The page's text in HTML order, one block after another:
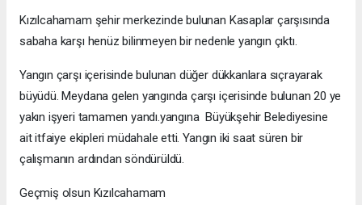
Kızılcahamam şehir merkezinde bulunan Kasaplar çarşısında
sabaha karşı henüz bilinmeyen bir nedenle yangın çıktı.
Yangın çarşı içerisinde bulunan düğer dükkanlara sıçrayarak
büyüdü. Meydana gelen yangında çarşı içerisinde bulunan 20 ye
yakın işyeri tamamen yandı.yangına Büyükşehir Belediyesine
ait itfaiye ekipleri müdahale etti. Yangın iki saat süren bir
çalışmanın ardından söndürüldü.
Geçmiş olsun Kızılcahamam